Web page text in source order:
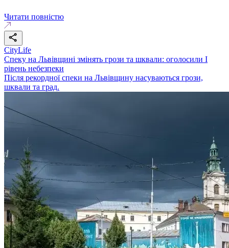
Читати повністю
CityLife
Спеку на Львівщині змінять грози та шквали: оголосили І
рівень небезпеки
Після рекордної спеки на Львівщину насуваються грози,
шквали та град.